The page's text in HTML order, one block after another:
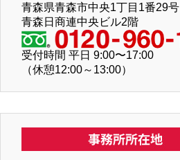
青森県青森市中央1丁目1番29号
青森日商連中央ビル2階
受付時間 平日 9:00〜17:00
（休憩12:00～13:00）